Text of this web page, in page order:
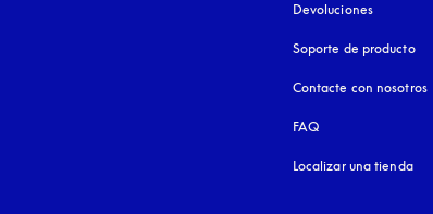
Devoluciones
Soporte de producto
Contacte con nosotros
FAQ
Localizar una tienda